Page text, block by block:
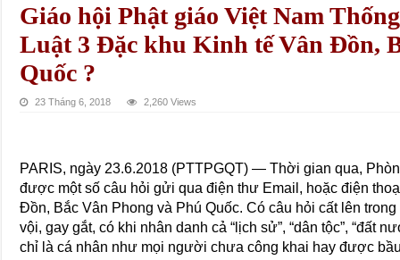
Giáo hội Phật giáo Việt Nam
Luật 3 Đặc khu Kinh tế Vân Đồn,
Quốc ?
23 Tháng 6, 2018 2,260 Views
PARIS, ngày 23.6.2018 (PTTPGQT) — Thời gian qua,
được một số câu hỏi gửi qua điện thư Email, hoặc điện
Đồn, Bắc Vân Phong và Phú Quốc. Có câu hỏi cất lên
vội, gay gắt, có khi nhân danh cả “lịch sử”, “dân tộc”, “đất
chỉ là cá nhân như mọi người chưa công khai hay được